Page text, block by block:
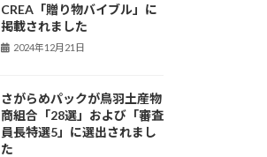
CREA「贈り物バイブル」に
掲載されました
2024年12月21日
さがらめパックが鳥羽土産物
商組合「28選」および「審査
員長特選5」に選出されまし
た